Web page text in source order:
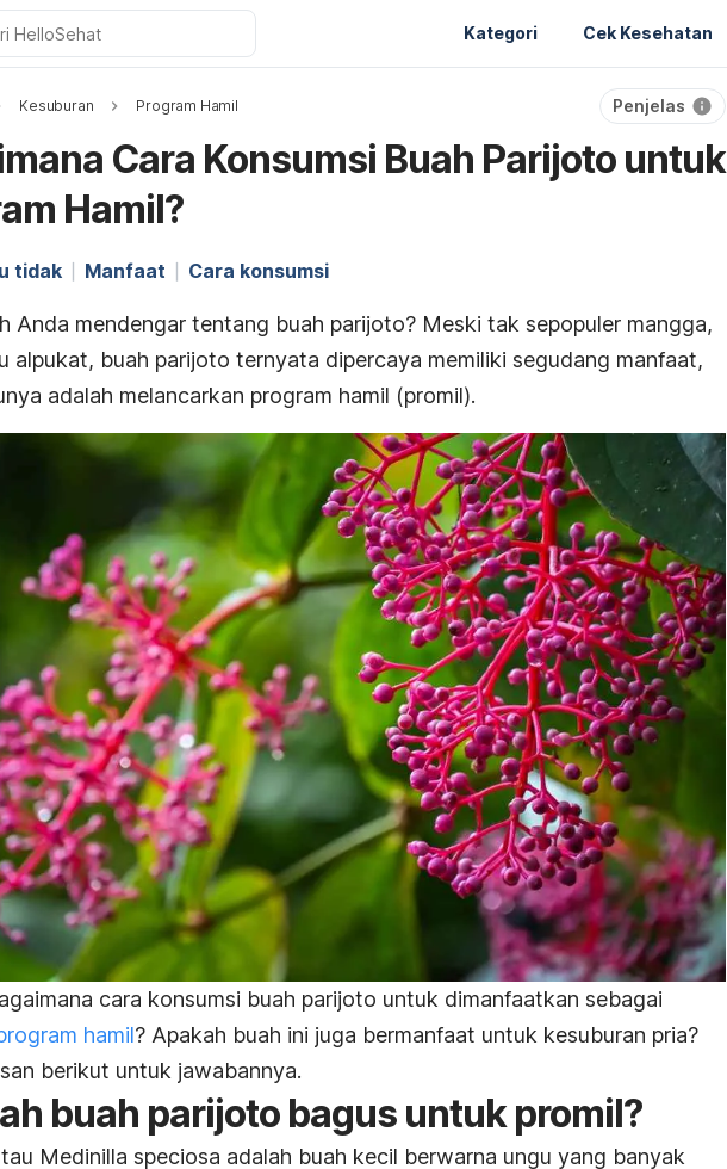
Kategori Cek Kesehatan
Kesuburan Program Hamil Penjelas
Cara Konsumsi Buah Parijoto untuk
Hamil?
tidak Manfaat Cara konsumsi
Anda mendengar tentang buah parijoto? Meski tak sepopuler mangga,
alpukat, buah parijoto ternyata dipercaya memiliki segudang manfaat,
adalah melancarkan program hamil (promil).
cara konsumsi buah parijoto untuk dimanfaatkan sebagai
hamil? Apakah buah ini juga bermanfaat untuk kesuburan pria?
berikut untuk jawabannya.
buah parijoto bagus untuk promil?
Medinilla speciosa adalah buah kecil berwarna ungu yang banyak